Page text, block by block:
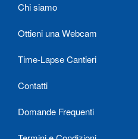
Chi siamo
Ottieni una Webcam
Time-Lapse Cantieri
Contatti
Domande Frequenti